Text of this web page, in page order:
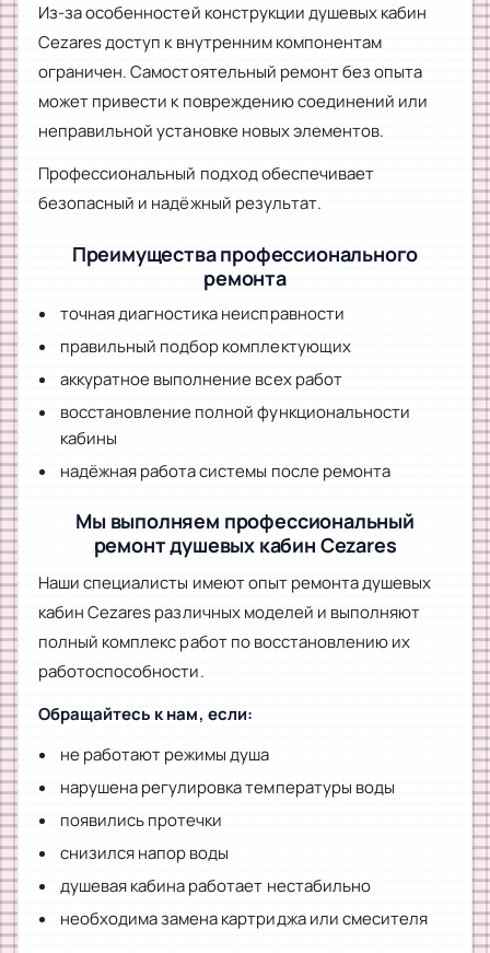
Из-за особенностей конструкции душевых кабин
Cezares доступ к внутренним компонентам
ограничен. Самостоятельный ремонт без опыта
может привести к повреждению соединений или
неправильной установке новых элементов.
Профессиональный подход обеспечивает
безопасный и надёжный результат.
Преимущества профессионального
ремонта
точная диагностика неисправности
правильный подбор комплектующих
аккуратное выполнение всех работ
восстановление полной функциональности
кабины
надёжная работа системы после ремонта
Мы выполняем профессиональный
ремонт душевых кабин Cezares
Наши специалисты имеют опыт ремонта душевых
кабин Cezares различных моделей и выполняют
полный комплекс работ по восстановлению их
работоспособности.
Обращайтесь к нам, если:
не работают режимы душа
нарушена регулировка температуры воды
появились протечки
снизился напор воды
душевая кабина работает нестабильно
необходима замена картриджа или смесителя